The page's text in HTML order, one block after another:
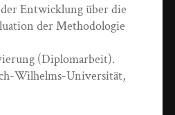
Entwicklung über die
der Methodologie
(Diplomarbeit).
Wilhelms-Universität,